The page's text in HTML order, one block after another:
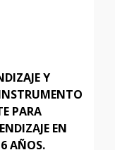
Y
PARA
EN
AÑOS.